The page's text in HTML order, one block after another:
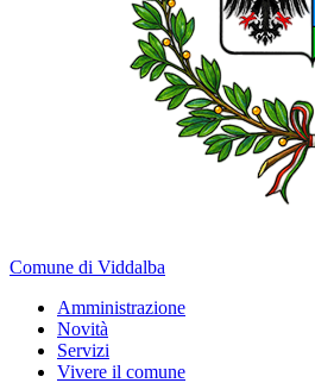
Comune di Viddalba
Amministrazione
Novità
Servizi
Vivere il comune